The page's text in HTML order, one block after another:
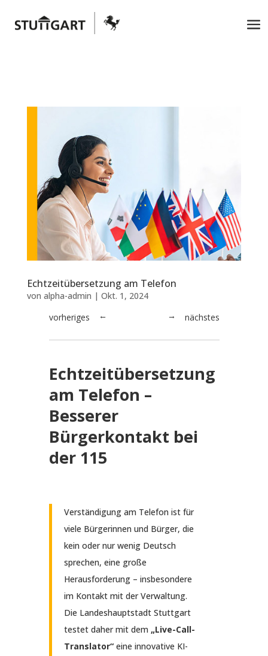
Echtzeitübersetzung am Telefon
von alpha-admin | Okt. 1, 2024
← nächstes
vorheriges →
Echtzeitübersetzung
am Telefon –
Besserer
Bürgerkontakt bei
der 115
Verständigung am Telefon ist für
viele Bürgerinnen und Bürger, die
kein oder nur wenig Deutsch
sprechen, eine große
Herausforderung – insbesondere
im Kontakt mit der Verwaltung.
Die Landeshauptstadt Stuttgart
testet daher mit dem „Live-Call-
Translator“eine innovative KI-